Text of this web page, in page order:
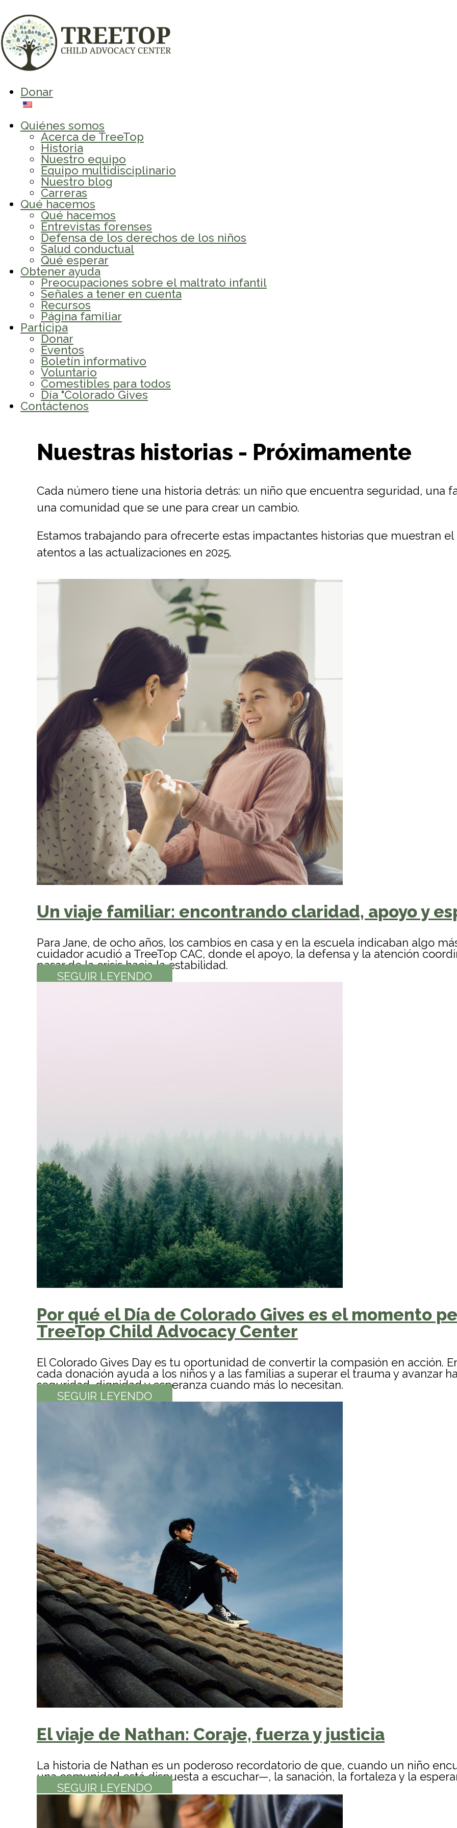
Donar
Quiénes somos
Acerca de TreeTop
Historia
Nuestro equipo
Equipo multidisciplinario
Nuestro blog
Carreras
Qué hacemos
Qué hacemos
Entrevistas forenses
Defensa de los derechos de los niños
Salud conductual
Qué esperar
Obtener ayuda
Preocupaciones sobre el maltrato infantil
Señales a tener en cuenta
Recursos
Página familiar
Participa
Donar
Eventos
Boletín informativo
Voluntario
Comestibles para todos
Día "Colorado Gives
Contáctenos
Nuestras historias - Próximamente
Cada número tiene una historia detrás: un niño que encuentra seguridad, una
una comunidad que se une para crear un cambio.
Estamos trabajando para ofrecerte estas impactantes historias que muestran
atentos a las actualizaciones en 2025.
Un viaje familiar: encontrando claridad, apoyo y
Para Jane, de ocho años, los cambios en casa y en la escuela indicaban algo
cuidador acudió a TreeTop CAC, donde el apoyo, la defensa y la atención
pasar de la crisis hacia la estabilidad.
SEGUIR LEYENDO
Por qué el Día de Colorado Gives es el momento
TreeTop Child Advocacy Center
El Colorado Gives Day es tu oportunidad de convertir la compasión en acción.
cada donación ayuda a los niños y a las familias a superar el trauma y avanzar
seguridad, dignidad y esperanza cuando más lo necesitan.
SEGUIR LEYENDO
El viaje de Nathan: Coraje, fuerza y justicia
La historia de Nathan es un poderoso recordatorio de que, cuando un niño
una comunidad está dispuesta a escuchar—, la sanación, la fortaleza y la
SEGUIR LEYENDO